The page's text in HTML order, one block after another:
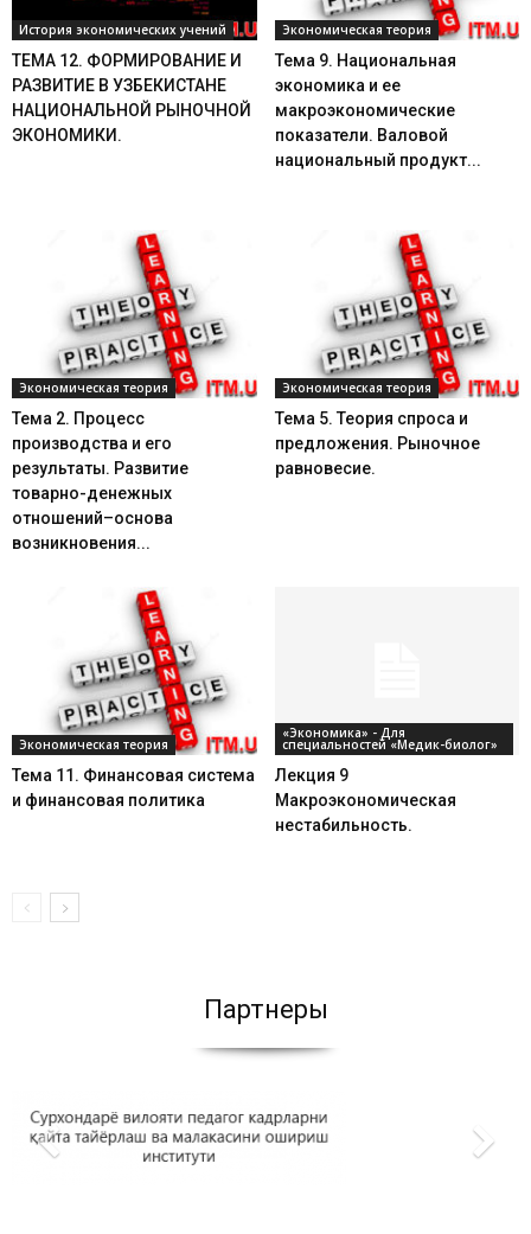
История экономических учений
ТЕМА 12. ФОРМИРОВАНИЕ И
РАЗВИТИЕ В УЗБЕКИСТАНЕ
НАЦИОНАЛЬНОЙ РЫНОЧНОЙ
ЭКОНОМИКИ.
Экономическая теория
Тема 9. Национальная
экономика и ее
макроэкономические
показатели. Валовой
национальный продукт...
Экономическая теория
Тема 2. Процесс
производства и его
результаты. Развитие
товарно-денежных
отношений–основа
возникновения...
Экономическая теория
Тема 5. Теория спроса и
предложения. Рыночное
равновесие.
Экономическая теория
Тема 11. Финансовая система
и финансовая политика
«Экономика» - Для
специальностей «Медик-биолог»
Лекция 9
Макроэкономическая
нестабильность.
Партнеры